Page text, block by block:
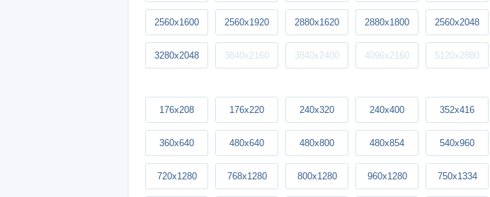
2560x1600 2560x1920 2880x1620 2880x1800 2560x2048
3280x2048 3840x2160 3840x2400 4096x2160 5120x2880
176x208 176x220 240x320 240x400 352x416
360x640 480x640 480x800 480x854 540x960
720x1280 768x1280 800x1280 960x1280 750x1334